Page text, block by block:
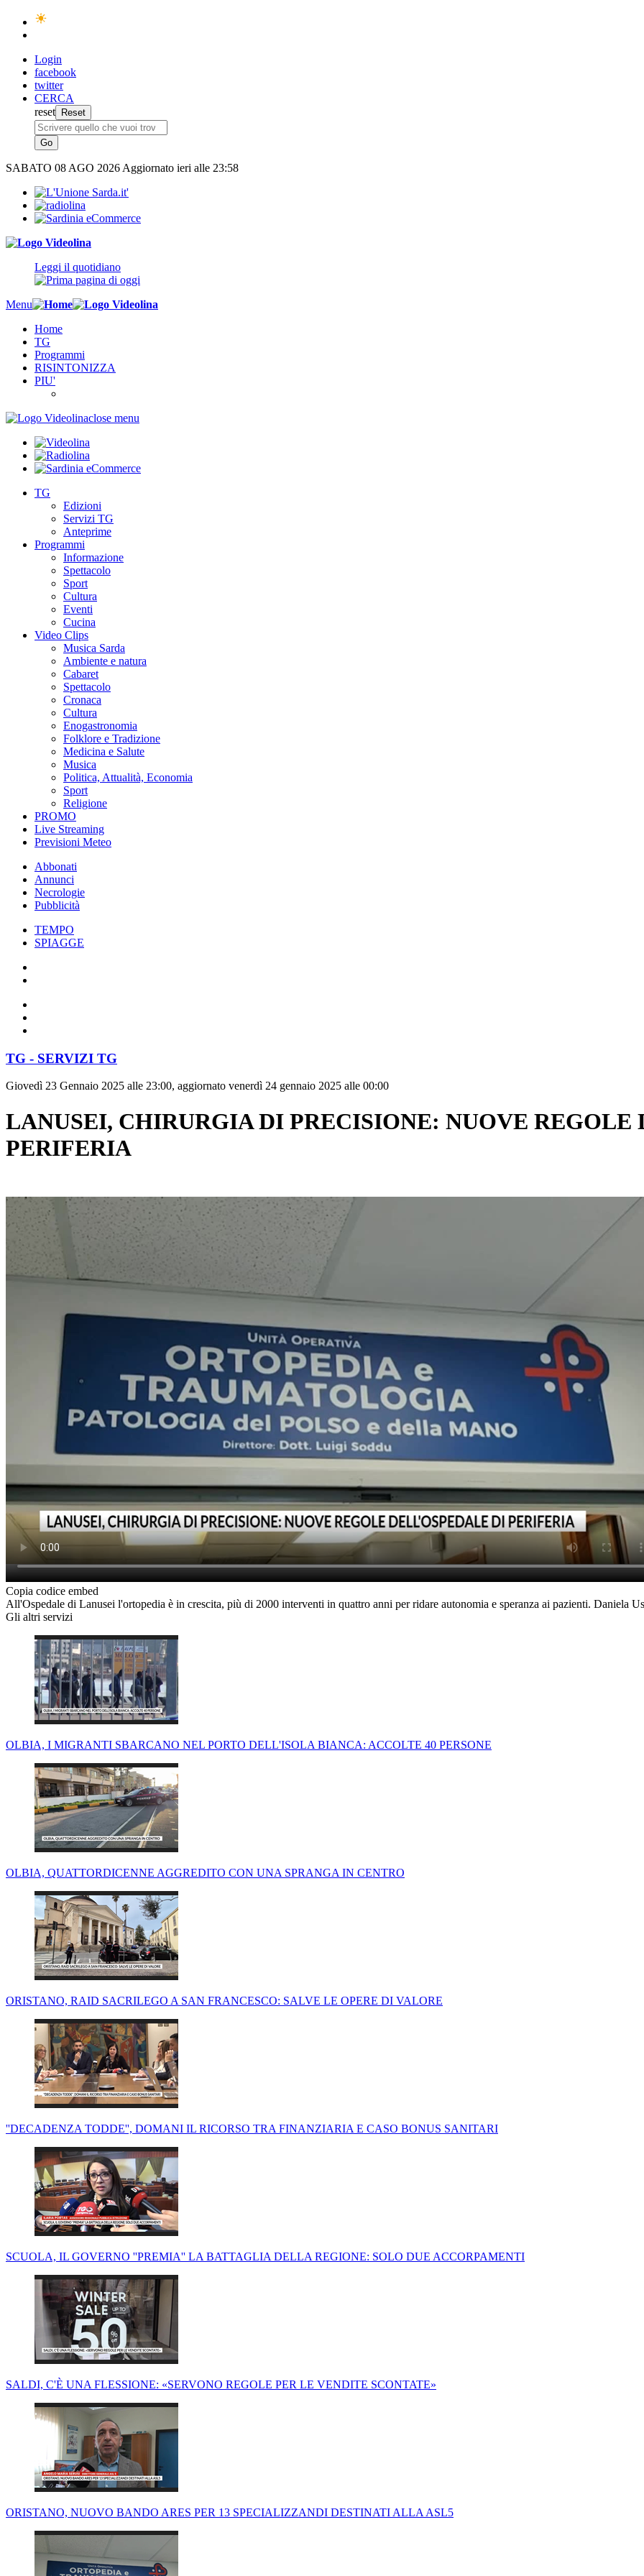
Login
facebook
twitter
CERCA
reset
SABATO 08 AGO 2026 Aggiornato ieri alle 23:58
Leggi il quotidiano
Menu
Home
TG
Programmi
RISINTONIZZA
PIU'
close menu
TG
Edizioni
Servizi TG
Anteprime
Programmi
Informazione
Spettacolo
Sport
Cultura
Eventi
Cucina
Video Clips
Musica Sarda
Ambiente e natura
Cabaret
Spettacolo
Cronaca
Cultura
Enogastronomia
Folklore e Tradizione
Medicina e Salute
Musica
Politica, Attualità, Economia
Sport
Religione
PROMO
Live Streaming
Previsioni Meteo
Abbonati
Annunci
Necrologie
Pubblicità
TEMPO
SPIAGGE
TG - SERVIZI TG
Giovedì 23 Gennaio 2025 alle 23:00, aggiornato venerdì 24 gennaio 2025 alle 00:00
LANUSEI, CHIRURGIA DI PRECISIONE: NUOVE REGOLE
PERIFERIA
Copia codice embed
All'Ospedale di Lanusei l'ortopedia è in crescita, più di 2000 interventi in quattro anni per ridare autonomia e speranza ai pazienti. Daniela
Gli altri servizi
OLBIA, I MIGRANTI SBARCANO NEL PORTO DELL'ISOLA BIANCA: ACCOLTE 40 PERSONE
OLBIA, QUATTORDICENNE AGGREDITO CON UNA SPRANGA IN CENTRO
ORISTANO, RAID SACRILEGO A SAN FRANCESCO: SALVE LE OPERE DI VALORE
''DECADENZA TODDE'', DOMANI IL RICORSO TRA FINANZIARIA E CASO BONUS SANITARI
SCUOLA, IL GOVERNO ''PREMIA'' LA BATTAGLIA DELLA REGIONE: SOLO DUE ACCORPAMENTI
SALDI, C'È UNA FLESSIONE: «SERVONO REGOLE PER LE VENDITE SCONTATE»
ORISTANO, NUOVO BANDO ARES PER 13 SPECIALIZZANDI DESTINATI ALLA ASL5